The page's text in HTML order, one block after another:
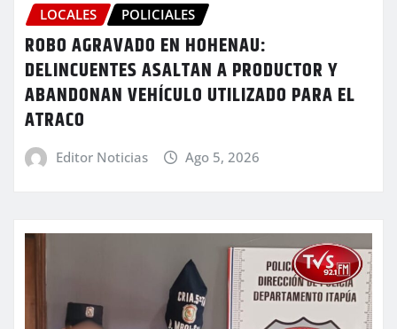
LOCALES POLICIALES
ROBO AGRAVADO EN HOHENAU:
DELINCUENTES ASALTAN A PRODUCTOR Y
ABANDONAN VEHÍCULO UTILIZADO PARA EL
ATRACO
Editor Noticias Ago 5, 2026